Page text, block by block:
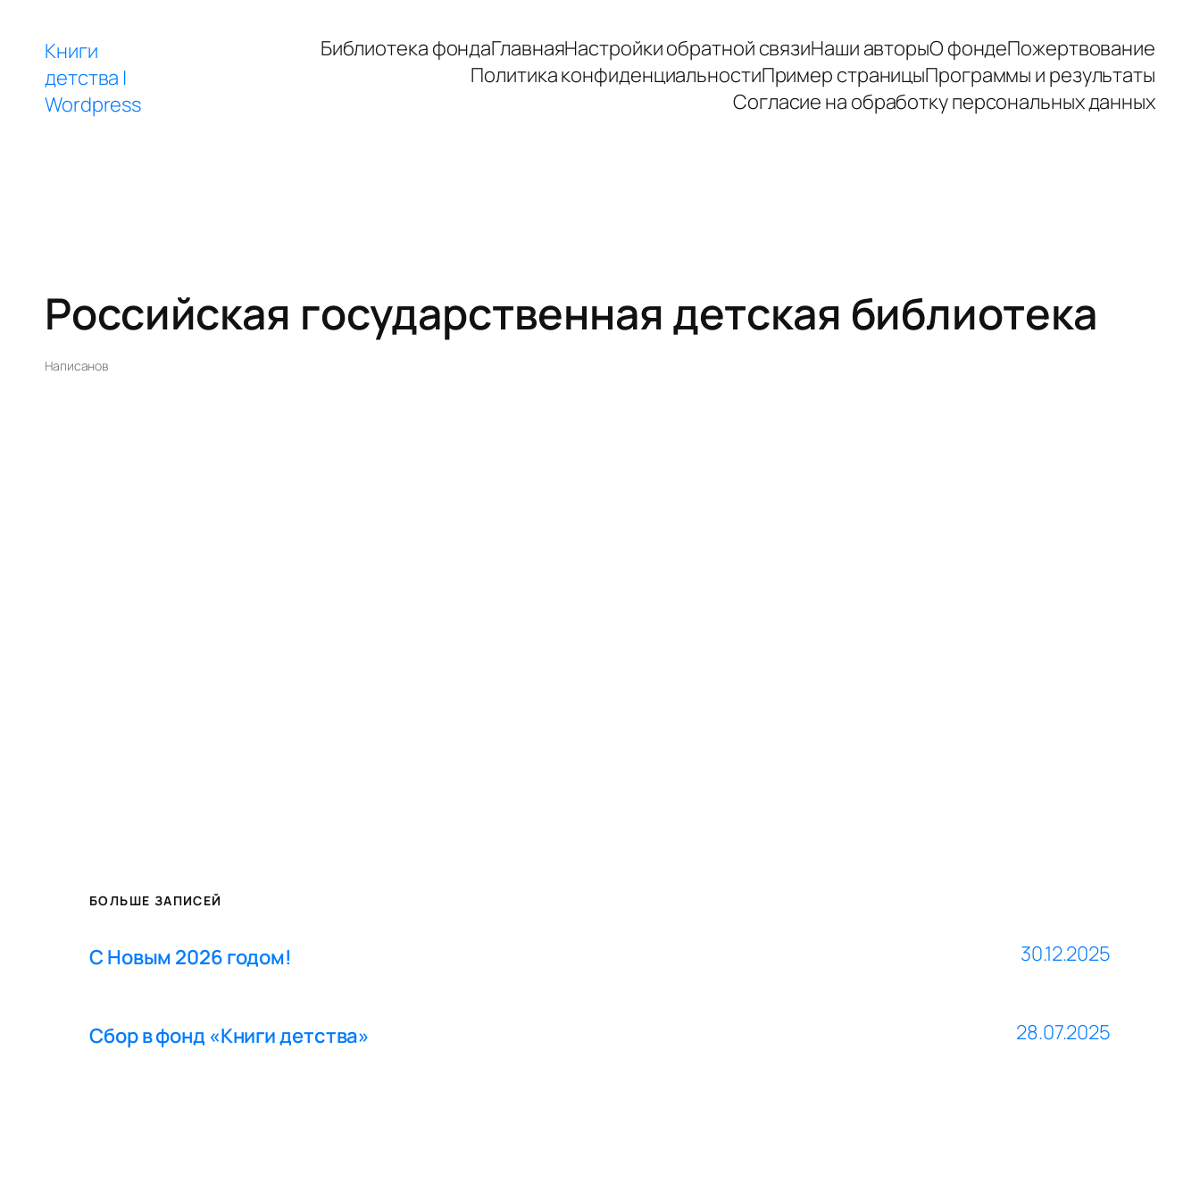
содержимому
Книги
детства |
Wordpress
Библиотека фондаГлавнаяНастройки обратной связиНаши авторыО фондеПожертвование
Политика конфиденциальностиПример страницыПрограммы и результаты
Согласие на обработку персональных данных
Российская государственная детская библиотека
Написанов
БОЛЬШЕ ЗАПИСЕЙ
С Новым 2026 годом! 30.12.2025
Сбор в фонд «Книги детства» 28.07.2025